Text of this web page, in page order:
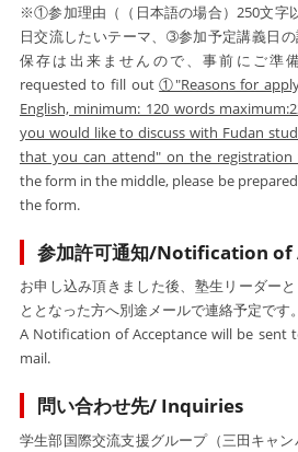
※①参加理由（（日本語の場合）250文字
日交流したいテーマ、➂参加予定講義日
保存は出来ませんので、事前にご準
requested to fill out①"Reasons for
English, minimum: 120 words
you would like to discuss with Fudan
that you can attend" on the registration
the form in the middle, please be
the form.
参加許可通知/Notification of
お申し込み頂きました後、 塾生リーダー
ととなった方へ別途メールで連絡予定です。
A Notification of Acceptance will be sent
mail.
問い合わせ先/ Inquiries
学生部国際交流支援グループ（三田キャン